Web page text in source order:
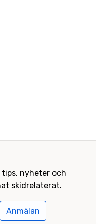
nyheter och
skidrelaterat.
Anmälan